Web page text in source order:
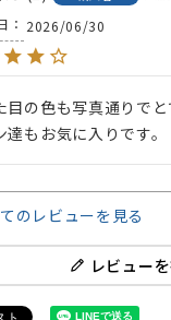
2026/06/30
目の色も写真通りで
達もお気に入りです。
のレビューを見る
レビュー